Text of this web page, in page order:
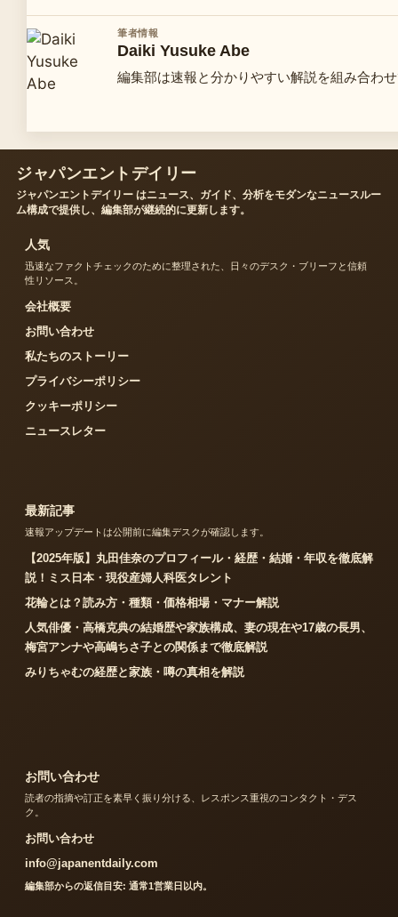
筆者情報
Daiki Yusuke Abe
編集部は速報と分かりやすい解説を組み合わ
ジャパンエントデイリー
ジャパンエントデイリー はニュース、ガイド、分析をモダンなニュースルー
ム構成で提供し、編集部が継続的に更新します。
人気
迅速なファクトチェックのために整理された、日々のデスク・ブリーフと信頼
性リソース。
会社概要
お問い合わせ
私たちのストーリー
プライバシーポリシー
クッキーポリシー
ニュースレター
最新記事
速報アップデートは公開前に編集デスクが確認します。
【2025年版】丸田佳奈のプロフィール・経歴・結婚・年収を徹底解
説！ミス日本・現役産婦人科医タレント
花輪とは？読み方・種類・価格相場・マナー解説
人気俳優・高橋克典の結婚歴や家族構成、妻の現在や17歳の長男、
梅宮アンナや高嶋ちさ子との関係まで徹底解説
みりちゃむの経歴と家族・噂の真相を解説
お問い合わせ
読者の指摘や訂正を素早く振り分ける、レスポンス重視のコンタクト・デス
ク。
お問い合わせ
info@japanentdaily.com
編集部からの返信目安: 通常1営業日以内。